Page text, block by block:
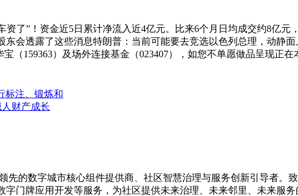
”！资金近5日累计净流入近4亿元。比来6个月日均成交约8亿元
会透露了这些消息特朗普：当前可能要去竞选以色列总理，动静
（159363）及场外连接基金（023407），如您不单愿做品呈现正
标注、锻炼和
财产成长
先的数字城市核心组件提供商、社区智慧治理与服务创新引导者。
门牌应用开发等服务，为社区提供未来治理、未来邻里、未来服务